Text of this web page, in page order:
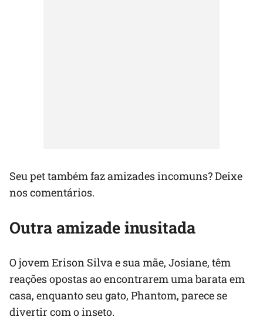
Seu pet também faz amizades incomuns? Deixe
nos comentários.
Outra amizade inusitada
O jovem Erison Silva e sua mãe, Josiane, têm
reações opostas ao encontrarem uma barata em
casa, enquanto seu gato, Phantom, parece se
divertir com o inseto.